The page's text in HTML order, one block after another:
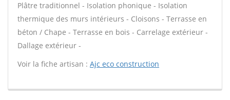
Plâtre traditionnel - Isolation phonique - Isolation
thermique des murs intérieurs - Cloisons - Terrasse en
béton / Chape - Terrasse en bois - Carrelage extérieur -
Dallage extérieur -
Voir la fiche artisan : Ajc eco construction